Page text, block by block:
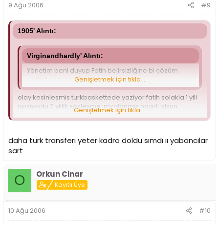
9 Ağu 2006 #9
1905' Alıntı:
Virginandhardly' Alıntı:
Yönetim beni duyup Fatih belirsizliğine bi çözüm
getirdi sanırım =)Genişletmek için tıkla ...
olay kesinlesmis turkbaskettede yaziyor fatih solakla 1 yili
opsiyonlu 2 yillik sözlesme imzalanmis hayirli olsun
Genişletmek için tıkla ...
daha turk transferı yeter kadro doldu sımdı ıı yabancılar
sart
O Orkun Cinar
Kayıtlı Üye
10 Ağu 2006 #10